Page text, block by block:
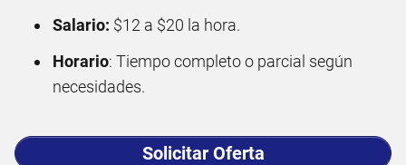
Salario: $12 a $20 la hora.
Horario: Tiempo completo o parcial según
necesidades.
Solicitar Oferta